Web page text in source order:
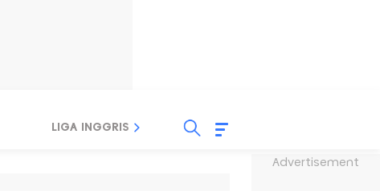
Advertisement
LIGA INGGRIS LIGA ITALIA